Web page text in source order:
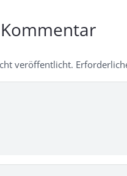
veröffentlicht.